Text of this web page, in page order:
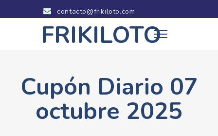
contacto@frikiloto.com
FRIKILOTO
Cupón Diario 07
octubre 2025